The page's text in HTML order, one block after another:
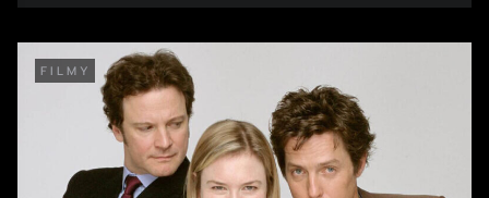
FILMY